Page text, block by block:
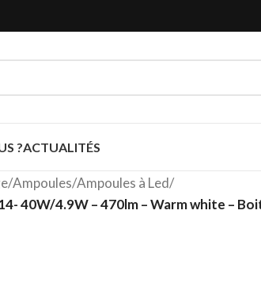
?ACTUALITÉS
/Ampoules/Ampoules à Led/
40W/4.9W – 470lm – Warm white –